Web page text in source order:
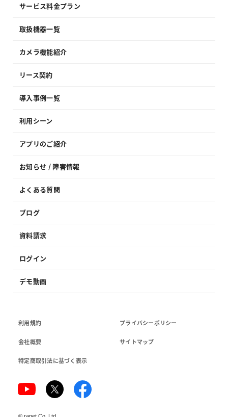
サービス料金プラン
取扱機器一覧
カメラ機能紹介
リース契約
導入事例一覧
利用シーン
アプリのご紹介
お知らせ / 障害情報
よくある質問
ブログ
資料請求
ログイン
デモ動画
利用規約 プライバシーポリシー
会社概要 サイトマップ
特定商取引法に基づく表示
© ranet Co.,Ltd.